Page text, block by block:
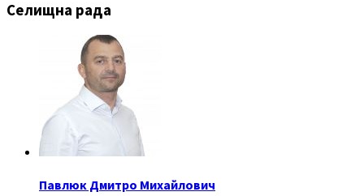
Селищна рада
Павлюк Дмитро Михайлович